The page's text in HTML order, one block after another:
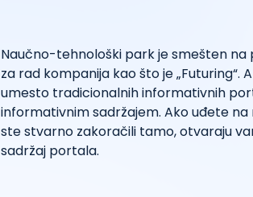
Naučno-tehnološki park je smešten na
za rad kompanija kao što je
umesto tradicionalnih informativnih
informativnim sadržajem. Ako uđete na
ste stvarno zakoračili tamo, otvaraju
sadržaj portala.